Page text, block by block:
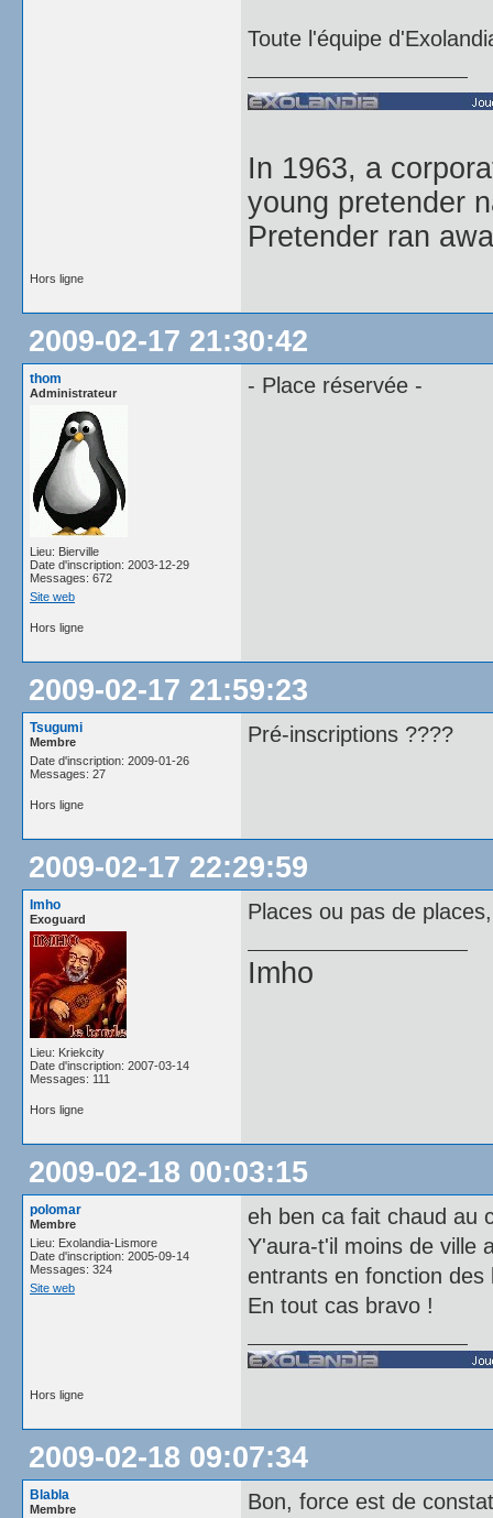
Toute l'équipe
In 1963, a
young pretender
Pretender ran
Hors ligne
2009-02-17 21:30:42
thom
Administrateur
Lieu: Bierville
Date d'inscription: 2003-12-29
Messages: 672
Site web
- Place réservée -
Hors ligne
2009-02-17 21:59:23
Tsugumi
Membre
Date d'inscription: 2009-01-26
Messages: 27
Pré-inscriptions ????
Hors ligne
2009-02-17 22:29:59
Imho
Exoguard
Lieu: Kriekcity
Date d'inscription: 2007-03-14
Messages: 111
Places ou pas de
Imho
Hors ligne
2009-02-18 00:03:15
polomar
Membre
Lieu: Exolandia-Lismore
Date d'inscription: 2005-09-14
Messages: 324
Site web
eh ben ca fait chaud au
Y'aura-t'il moins de ville
entrants en fonction des
En tout cas bravo !
Hors ligne
2009-02-18 09:07:34
Blabla
Membre
Bon, force est de